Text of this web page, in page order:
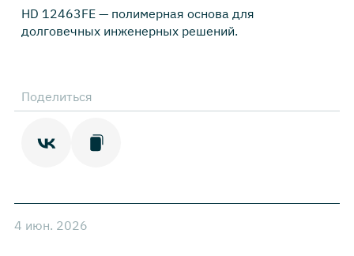
HD 12463FE — полимерная основа для
долговечных инженерных решений.
Поделиться
4 июн. 2026